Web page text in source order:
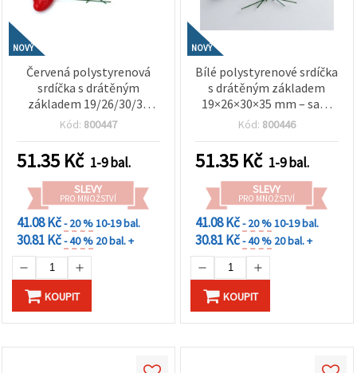
NOVÝ
Červená polystyrenová
srdíčka s drátěným
základem 19/26/30/35
mm – sada 20 ks – ideální
dekorace a kreativní
tvoření
Kód: 800447
51.35 Kč 1-9 bal.
SLEVY
PRO MNOŽSTVÍ
41.08 Kč- 20 %10-19 bal.
30.81 Kč- 40 % 20 bal. +
KOUPIT
NOVÝ
Bílé polystyrenové srdíčka
s drátěným základem
19×26×30×35 mm – sada
20 ks – ideální pro
kreativní tvoření
Kód: 800446
51.35 Kč 1-9 bal.
SLEVY
PRO MNOŽSTVÍ
41.08 Kč- 20 %10-19 bal.
30.81 Kč- 40 % 20 bal. +
KOUPIT